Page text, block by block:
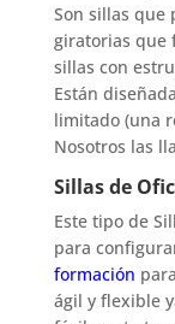
Son sillas que
giratorias que
sillas con
Están
limitado (una
Nosotros las
Sillas de
Este tipo de
para
formación
ágil y flexible